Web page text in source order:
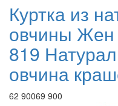
Куртка из
овчины Жен
819
овчина
62 90069 900